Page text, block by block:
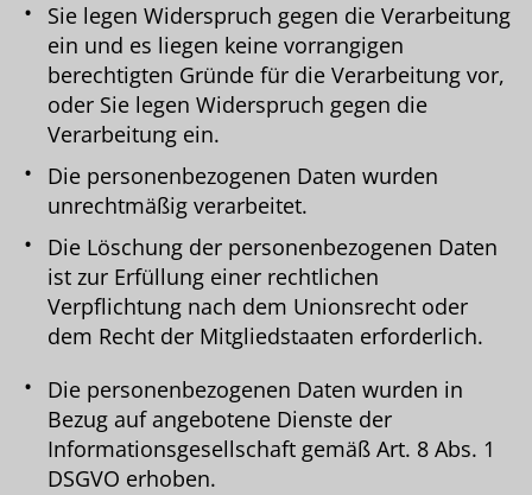
Sie legen Widerspruch gegen die Verarbeitung
ein und es liegen keine vorrangigen
berechtigten Gründe für die Verarbeitung vor,
oder Sie legen Widerspruch gegen die
Verarbeitung ein.
Die personenbezogenen Daten wurden
unrechtmäßig verarbeitet.
Die Löschung der personenbezogenen Daten
ist zur Erfüllung einer rechtlichen
Verpflichtung nach dem Unionsrecht oder
dem Recht der Mitgliedstaaten erforderlich.
Die personenbezogenen Daten wurden in
Bezug auf angebotene Dienste der
Informationsgesellschaft gemäß Art. 8 Abs. 1
DSGVO erhoben.